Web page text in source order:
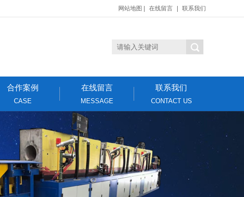
网站地图 在线留言 联系我们
合作案例
CASE
在线留言
MESSAGE
联系我们
CONTACT US